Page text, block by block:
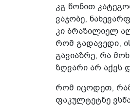
კგ წონით
ვაჯობე,
კი ბრაზილიელ
რომ გადავედი,
გავიაზრე, რა
ზღვარი არ აქვს
რომ იცოდეთ,
ფაკულტეტზე